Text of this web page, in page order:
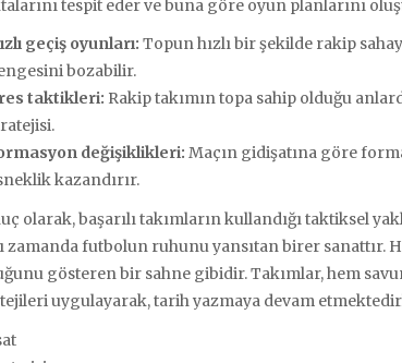
tespit eder ve buna göre oyun planlarını
geçiş oyunları: Topun hızlı bir şekilde rakip
bozabilir.
taktikleri: Rakip takımın topa sahip olduğu
değişiklikleri: Maçın gidişatına göre
kazandırır.
olarak, başarılı takımların kullandığı taktiksel
zamanda futbolun ruhunu yansıtan birer sanattır.
gösteren bir sahne gibidir. Takımlar, hem
uygulayarak, tarih yazmaya devam